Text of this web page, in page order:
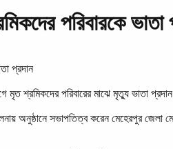
পরিবারকে ভাতা
মৃত শ্রমিকদের পরিবারের মাঝে মৃত্যু ভাতা
অনুষ্ঠানে সভাপতিত্ব করেন মেহেরপুর জেলা